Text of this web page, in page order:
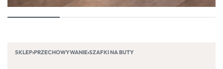
SKLEP›PRZECHOWYWANIE›SZAFKI NA BUTY